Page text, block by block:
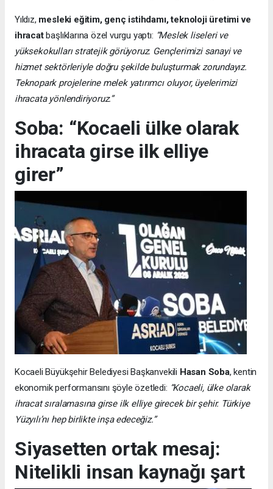
Yıldız, mesleki eğitim, genç istihdamı, teknoloji üretimi ve
ihracatbaşlıklarına özel vurgu yaptı: “Meslek liseleri ve
yüksekokulları stratejik görüyoruz. Gençlerimizi sanayi ve
hizmet sektörleriyle doğru şekilde buluşturmak zorundayız.
Teknopark projelerine melek yatırımcı oluyor, üyelerimizi
ihracata yönlendiriyoruz.”
Soba: “Kocaeli ülke olarak
ihracata girse ilk elliye
girer”
Kocaeli Büyükşehir Belediyesi Başkanvekili Hasan Soba, kentin
ekonomik performansını şöyle özetledi: “Kocaeli, ülke olarak
ihracat sıralamasına girse ilk elliye girecek bir şehir. Türkiye
Yüzyılı’nı hep birlikte inşa edeceğiz.”
Siyasetten ortak mesaj:
Nitelikli insan kaynağı şart